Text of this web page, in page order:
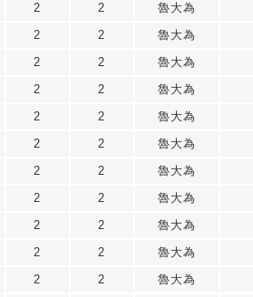
2 2 魯大為
2 2 魯大為
2 2 魯大為
2 2 魯大為
2 2 魯大為
2 2 魯大為
2 2 魯大為
2 2 魯大為
2 2 魯大為
2 2 魯大為
2 2 魯大為